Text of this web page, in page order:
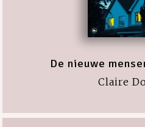
De nieuwe
Claire